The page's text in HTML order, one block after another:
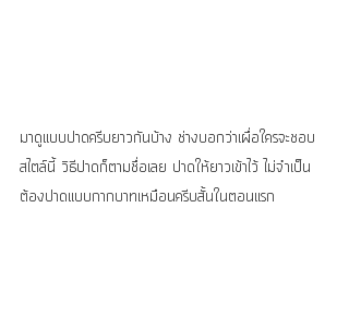
มาดูแบบปาดครีบยาวกันบ้าง ช่างบอกว่าเผื่อใครจะชอบ
สไตล์นี้ วิธีปาดก็ตามชื่อเลย ปาดให้ยาวเข้าไว้ ไม่จำเป็น
ต้องปาดแบบกากบาทเหมือนครีบสั้นในตอนแรก